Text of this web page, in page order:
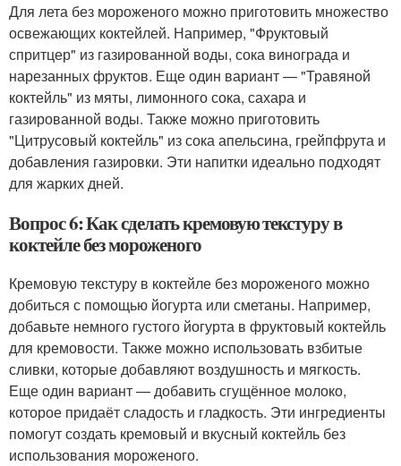
Для лета без мороженого можно приготовить множество
освежающих коктейлей. Например, "Фруктовый
спритцер" из газированной воды, сока винограда и
нарезанных фруктов. Еще один вариант — "Травяной
коктейль" из мяты, лимонного сока, сахара и
газированной воды. Также можно приготовить
"Цитрусовый коктейль" из сока апельсина, грейпфрута и
добавления газировки. Эти напитки идеально подходят
для жарких дней.
Вопрос 6: Как сделать кремовую текстуру в
коктейле без мороженого
Кремовую текстуру в коктейле без мороженого можно
добиться с помощью йогурта или сметаны. Например,
добавьте немного густого йогурта в фруктовый коктейль
для кремовости. Также можно использовать взбитые
сливки, которые добавляют воздушность и мягкость.
Еще один вариант — добавить сгущённое молоко,
которое придаёт сладость и гладкость. Эти ингредиенты
помогут создать кремовый и вкусный коктейль без
использования мороженого.